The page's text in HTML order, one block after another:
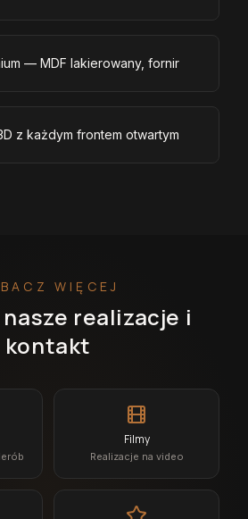
— MDF lakierowany, fornir
z każdym frontem otwartym
WIĘCEJ
realizacje i
kontakt
Filmy
Realizacje na video